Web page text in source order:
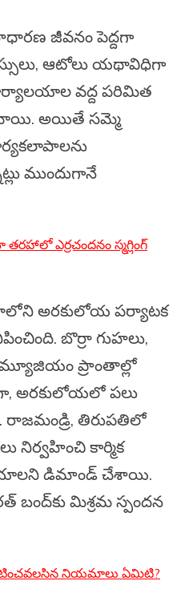
జీవనం పెద్దగా
ఆటోలు యథావిధిగా
వద్ద పరిమిత
అయితే సమ్మె
ముందుగానే
ఎర్రచందనం స్మగ్లింగ్
అరకులోయ పర్యాటక
బొర్రా గుహలు,
మ్యూజియం ప్రాంతాల్లో
అరకులోయలో పలు
తిరుపతిలో
నిర్వహించి కార్మిక
చేయాలని డిమాండ్ చేశాయి.
బంద్‌కు మిశ్రమ స్పందన
నియమాలు ఏమిటి?